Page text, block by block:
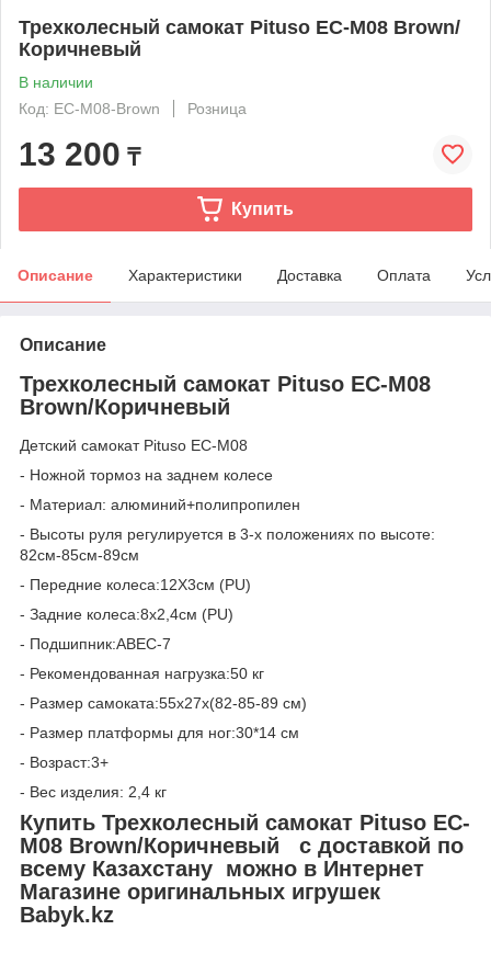
Трехколесный самокат Pituso EC-M08 Brown/
Коричневый
В наличии
Код: EC-M08-Brown
Розница
13 200 ₸
Купить
Описание Характеристики Доставка Оплата
Описание
Трехколесный самокат Pituso EC-M08
Brown/Коричневый
Детский самокат Pituso EC-M08
- Ножной тормоз на заднем колесе
- Материал: алюминий+полипропилен
- Высоты руля регулируется в 3-х положениях по высоте:
82см-85см-89см
- Передние колеса:12X3см (PU)
- Задние колеса:8x2,4см (PU)
- Подшипник:ABEC-7
- Рекомендованная нагрузка:50 кг
- Размер самоката:55x27x(82-85-89 см)
- Размер платформы для ног:30*14 см
- Возраст:3+
- Вес изделия: 2,4 кг
Купить Трехколесный самокат Pituso EC-
M08 Brown/Коричневый с доставкой по
всему Казахстану можно в Интернет
Магазине оригинальных игрушек
Babyk.kz